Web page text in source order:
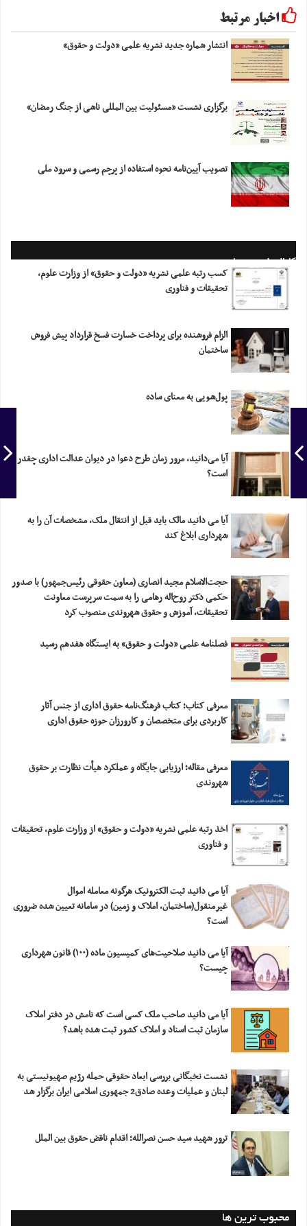
اخبار مرتبط
انتشار شماره جدید نشریه علمی «دولت و حقوق»
برگزاری نشست «مسئولیت بین المللی ناشی از جنگ رمضان»
تصویب آیین‌نامه نحوه استفاده از پرچم رسمی و سرود ملی
کانال خبری معاونت
کسب رتبه علمی نشریه «دولت و حقوق» از وزارت علوم،
تحقیقات و فناوری
الزام فروشنده برای پرداخت خسارت فسخ قرارداد پیش فروش
ساختمان
پول‌شویی به معنای ساده
آیا می‌دانید، مرور زمان طرح دعوا در دیوان عدالت اداری چقدر
است؟
آیا می دانید مالک باید قبل از انتقال ملک، مشخصات آن را به
شهرداری ابلاغ کند
حجت‌الاسلام مجید انصاری (معاون حقوقی رئیس‌جمهور) با صدور
حکمی دکتر روح‌اله رهامی را به سمت سرپرست معاونت
تحقیقات، آموزش و حقوق شهروندی منصوب کرد
فصلنامه علمی «دولت و حقوق» به ایستگاه هفدهم رسید
معرفی کتاب؛ کتاب فرهنگ‌نامه حقوق اداری از جنس آثار
کاربردی برای متخصصان و کارورزان حوزه حقوق اداری
معرفی مقاله؛ ارزیابی‎ ‎جایگاه و عملکرد هیأت نظارت بر حقوق
شهروندی
اخذ رتبه علمی نشریه «دولت و حقوق» از وزارت علوم، تحقیقات
و فناوری
آیا می دانید ثبت الکترونیک هرگونه معامله اموال
غیرمنقول(ساختمان، املاک و زمین) در سامانه تعیین شده ضروری
است؟
آیا می دانید صلاحیت‌های کمیسیون ماده (۱۰۰) قانون شهرداری
چیست؟
آیا می دانید صاحب ملک کسی است که نامش در دفتر املاک
سازمان ثبت اسناد و املاک کشور ثبت شده باشد؟
نشست نخبگانی بررسی ابعاد حقوقی حمله رژیم صهیونیستی به
لبنان و عملیات وعده صادق2 جمهوری اسلامی ایران برگزار شد
ترور شهید سید حسن نصرالله؛ اقدام ناقض حقوق بین الملل
محبوب ترین ها